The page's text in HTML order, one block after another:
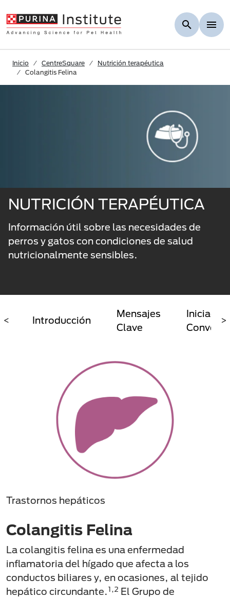
Inicio CentreSquare
Nutrición terapéutica
Colangitis Felina
NUTRICIÓN TERAPÉUTICA
Información útil sobre las necesidades de
perros y gatos con condiciones de salud
nutricionalmente sensibles.
< >
Introducción
Mensajes
Clave
Iniciador
Trastornos hepáticos
Colangitis Felina
La colangitis felina es una enfermedad
inflamatoria del hígado que afecta a los
conductos biliares y, en ocasiones, al tejido
hepático circundante.1,2 El Grupo de